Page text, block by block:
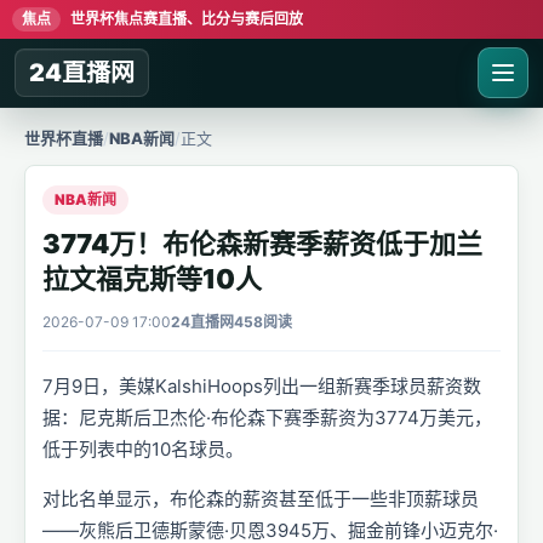
焦点 世界杯焦点赛直播、比分与赛后回放
24直播网
世界杯直播/NBA新闻/正文
NBA新闻
3774万！布伦森新赛季薪资低于加兰
拉文福克斯等10人
2026-07-09 17:0024直播网458阅读
7月9日，美媒KalshiHoops列出一组新赛季球员薪资数
据：尼克斯后卫杰伦·布伦森下赛季薪资为3774万美元，
低于列表中的10名球员。
对比名单显示，布伦森的薪资甚至低于一些非顶薪球员
——灰熊后卫德斯蒙德·贝恩3945万、掘金前锋小迈克尔·